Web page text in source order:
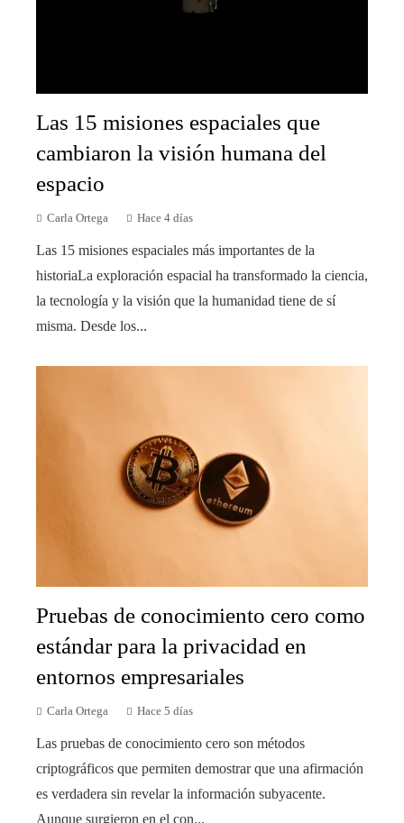
Las 15 misiones espaciales que
cambiaron la visión humana del
espacio
Carla Ortega Hace 4 días
Las 15 misiones espaciales más importantes de la
historiaLa exploración espacial ha transformado la ciencia,
la tecnología y la visión que la humanidad tiene de sí
misma. Desde los...
Pruebas de conocimiento cero como
estándar para la privacidad en
entornos empresariales
Carla Ortega Hace 5 días
Las pruebas de conocimiento cero son métodos
criptográficos que permiten demostrar que una afirmación
es verdadera sin revelar la información subyacente.
Aunque surgieron en el con...